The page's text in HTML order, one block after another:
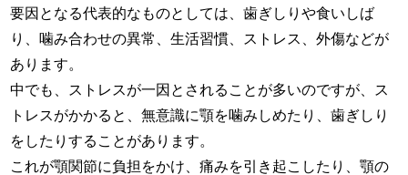
要因となる代表的なものとしては、歯ぎしりや食いしば
り、噛み合わせの異常、生活習慣、ストレス、外傷などが
あります。
中でも、ストレスが一因とされることが多いのですが、ス
トレスがかかると、無意識に顎を噛みしめたり、歯ぎしり
をしたりすることがあります。
これが顎関節に負担をかけ、痛みを引き起こしたり、顎の